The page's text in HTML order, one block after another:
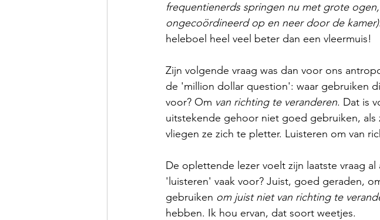
frequentienerds springen nu met grote
ongecoördineerd op en neer door de kamer)
heleboel heel veel beter dan een vleermuis!
Zijn volgende vraag was dan voor ons
de 'million dollar question': waar gebruiken
voor? Om van richting te veranderen. Dat is
uitstekende gehoor niet goed gebruiken,
vliegen ze zich te pletter. Luisteren om van
De oplettende lezer voelt zijn laatste vraag
'luisteren' vaak voor? Juist, goed geraden,
gebruiken om juist niet van richting te
hebben. Ik hou ervan, dat soort weetjes.